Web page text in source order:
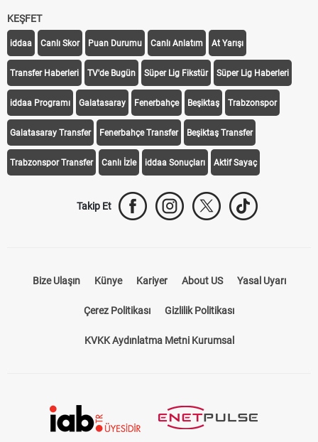
KEŞFET
iddaa Canlı Skor Puan Durumu Canlı Anlatım At Yarışı
Transfer Haberleri TV'de Bugün Süper Lig Fikstür Süper Lig Haberleri
iddaa Programı Galatasaray Fenerbahçe Beşiktaş Trabzonspor
Galatasaray Transfer Fenerbahçe Transfer Beşiktaş Transfer
Trabzonspor Transfer Canlı İzle iddaa Sonuçları Aktif Sayaç
Takip Et
Bize Ulaşın Künye Kariyer About US Yasal Uyarı
Çerez Politikası Gizlilik Politikası
KVKK Aydınlatma Metni Kurumsal